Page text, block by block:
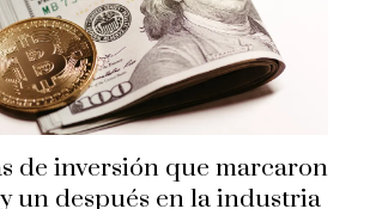
de inversión que marcaron
un después en la industria